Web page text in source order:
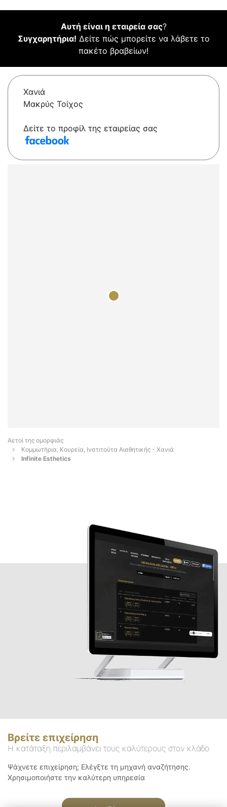
Αυτή είναι η εταιρεία σας?
Συγχαρητήρια! Δείτε πώς μπορείτε να λάβετε το
πακέτο βραβείων!
Χανιά
Μακρύς Τοίχος
Δείτε το προφίλ της εταιρείας σας
Αετοί της ομορφιάς
Κομμωτήρια, Κουρεία, Ινστιτούτα Αισθητικής - Χανιά
Infinite Esthetics
Βρείτε επιχείρηση
Η κατάταξη περιλαμβάνει τους καλύτερους στον κλάδο
Ψάχνετε επιχείρηση; Ελέγξτε τη μηχανή αναζήτησης.
Χρησιμοποιήστε την καλύτερη υπηρεσία